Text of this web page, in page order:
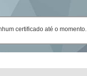
certificado até o momento.